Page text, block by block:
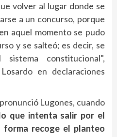
volver al lugar donde se
a un concurso, porque
aquel momento se pudo
y se salteó; es decir, se
constitucional",
en declaraciones
Lugones, cuando
que intenta salir por el
forma recoge el planteo